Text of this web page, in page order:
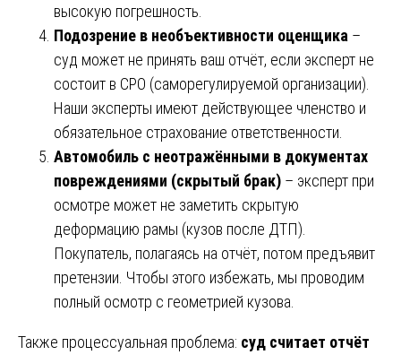
высокую погрешность.
Подозрение в необъективности оценщика –
суд может не принять ваш отчёт, если эксперт не
состоит в СРО (саморегулируемой организации).
Наши эксперты имеют действующее членство и
обязательное страхование ответственности.
Автомобиль с неотражёнными в документах
повреждениями (скрытый брак) – эксперт при
осмотре может не заметить скрытую
деформацию рамы (кузов после ДТП).
Покупатель, полагаясь на отчёт, потом предъявит
претензии. Чтобы этого избежать, мы проводим
полный осмотр с геометрией кузова.
Также процессуальная проблема: суд считает отчёт